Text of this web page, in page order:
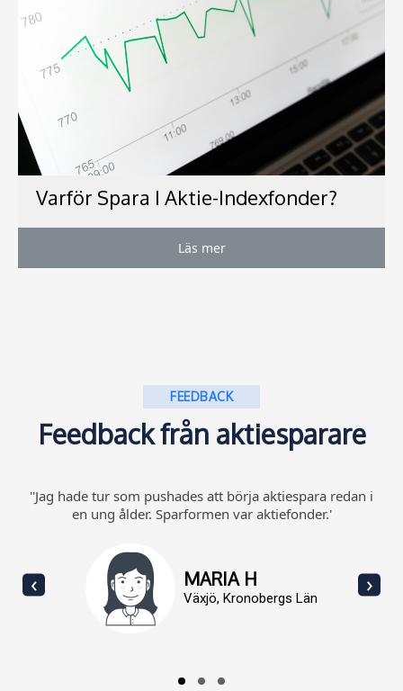
Varför Spara I Aktie-Indexfonder?
Läs mer
FEEDBACK
Feedback från aktiesparare
''Jag hade tur som pushades att börja aktiespara redan i
en ung ålder. Sparformen var aktiefonder.'
MARIA H
Växjö, Kronobergs Län
‹ ›